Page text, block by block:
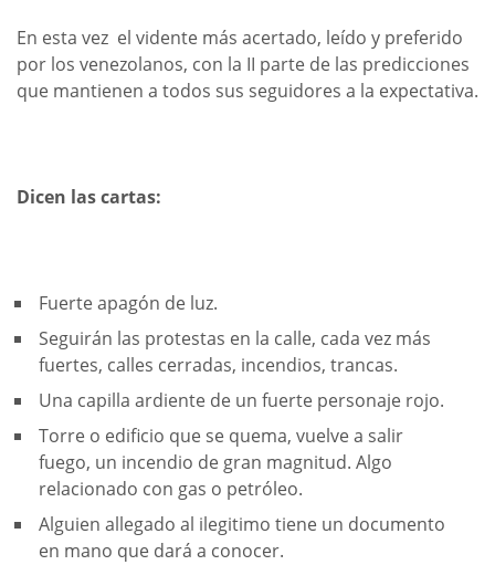
En esta vez el vidente más acertado, leído y preferido
por los venezolanos, con la II parte de las predicciones
que mantienen a todos sus seguidores a la expectativa.
Dicen las cartas:
Fuerte apagón de luz.
Seguirán las protestas en la calle, cada vez más
fuertes, calles cerradas, incendios, trancas.
Una capilla ardiente de un fuerte personaje rojo.
Torre o edificio que se quema, vuelve a salir
fuego, un incendio de gran magnitud. Algo
relacionado con gas o petróleo.
Alguien allegado al ilegitimo tiene un documento
en mano que dará a conocer.